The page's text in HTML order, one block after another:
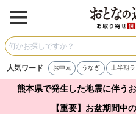
人気ワード お中元 うなぎ 上半期
熊本県で発生した地震に伴
【重要】お盆期間